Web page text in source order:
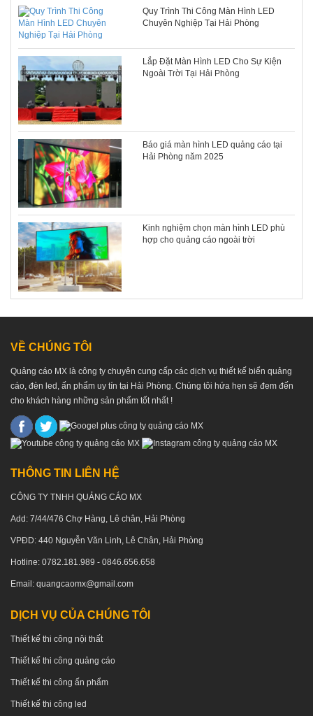
Quy Trình Thi Công Màn Hình LED
Chuyên Nghiệp Tại Hải Phòng
Lắp Đặt Màn Hình LED Cho Sự Kiện
Ngoài Trời Tại Hải Phòng
Báo giá màn hình LED quảng cáo tại
Hải Phòng năm 2025
Kinh nghiệm chọn màn hình LED phù
hợp cho quảng cáo ngoài trời
VỀ CHÚNG TÔI
Quảng cáo MX là công ty chuyên cung cấp các dịch vụ thiết kế biển quảng
cáo, đèn led, ấn phẩm uy tín tại Hải Phòng. Chúng tôi hứa hẹn sẽ đem đến
cho khách hàng những sản phẩm tốt nhất !
THÔNG TIN LIÊN HỆ
CÔNG TY TNHH QUẢNG CÁO MX
Add: 7/44/476 Chợ Hàng, Lê chân, Hải Phòng
VPĐD: 440 Nguyễn Văn Linh, Lê Chân, Hải Phòng
Hotline: 0782.181.989 - 0846.656.658
Email: quangcaomx@gmail.com
DỊCH VỤ CỦA CHÚNG TÔI
Thiết kế thi công nội thất
Thiết kế thi công quảng cáo
Thiết kế thi công ấn phẩm
Thiết kế thi công led